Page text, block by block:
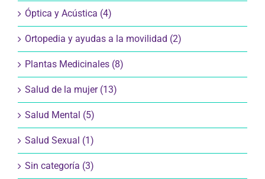
Óptica y Acústica (4)
Ortopedia y ayudas a la movilidad (2)
Plantas Medicinales (8)
Salud de la mujer (13)
Salud Mental (5)
Salud Sexual (1)
Sin categoría (3)